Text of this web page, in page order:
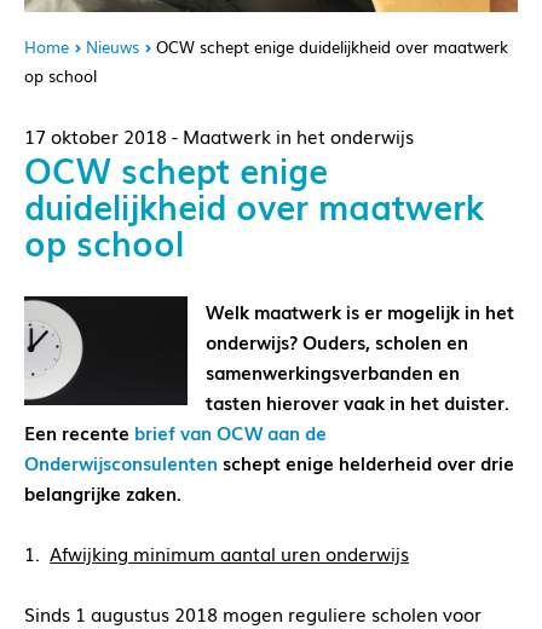
Home Nieuws
OCW schept enige duidelijkheid over maatwerk
op school
17 oktober 2018 - Maatwerk in het onderwijs
OCW schept enige
duidelijkheid over maatwerk
op school
Welk maatwerk is er mogelijk in het
onderwijs? Ouders, scholen en
samenwerkingsverbanden en
tasten hierover vaak in het duister.
Een recente brief van OCW aan de
Onderwijsconsulenten schept enige helderheid over drie
belangrijke zaken.
1. Afwijking minimum aantal uren onderwijs
Sinds 1 augustus 2018 mogen reguliere scholen voor